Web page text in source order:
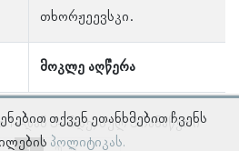
მოკლე აღწერა
თხორჟეევსკი.
1–დან 3–მდე, სულ 3 ჩანაწერი
თქვენ ეთანხმებით ჩვენს
პოლიტიკას.